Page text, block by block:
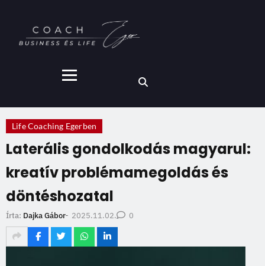
Life Coaching Egerben
Laterális gondolkodás magyarul:
kreatív problémamegoldás és
döntéshozatal
Írta: Dajka Gábor- 2025.11.02. 0